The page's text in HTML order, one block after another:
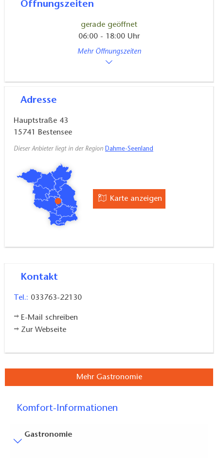
Öffnungszeiten
gerade geöffnet
06:00 - 18:00 Uhr
Mehr Öffnungszeiten
Adresse
Hauptstraße 43
15741
Bestensee
Dieser Anbieter liegt in der Region Dahme-Seenland
Karte anzeigen
Kontakt
Tel.: 033763-22130
E-Mail schreiben
Zur Webseite
Mehr Gastronomie
Komfort-Informationen
Gastronomie